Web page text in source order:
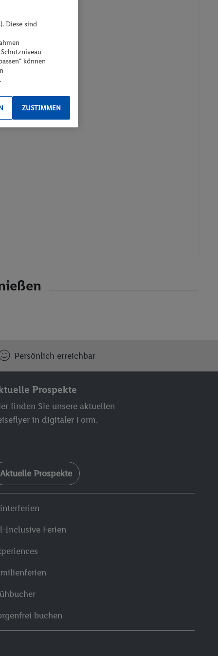
Persönlich erreichbar
Prospekte
finden Sie unsere aktuellen
in digitaler Form.
Aktuelle Prospekte
Inclusive Ferien
buchen
Diese sind
können
.
ZUSTIMMEN